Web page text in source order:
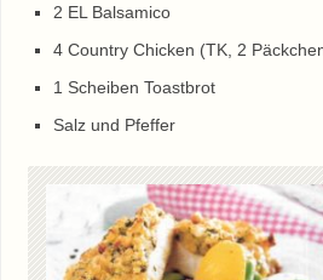
2 EL Balsamico
4 Country Chicken (TK, 2
1 Scheiben Toastbrot
Salz und Pfeffer